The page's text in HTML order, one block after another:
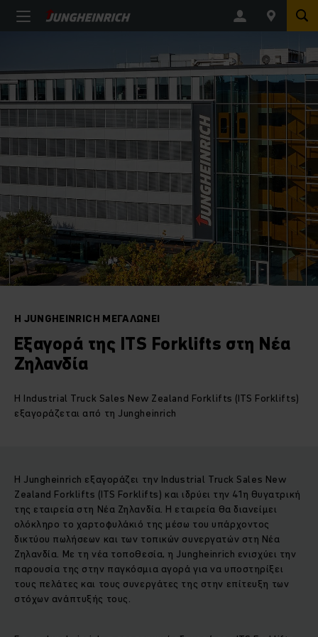
Η JUNGHEINRICH ΜΕΓΑΛΏΝΕΙ
Εξαγορά της ITS Forklifts στη Νέα
Ζηλανδία
Η Industrial Truck Sales New Zealand Forklifts (ITS Forklifts)
εξαγοράζεται από τη Jungheinrich
Η Jungheinrich εξαγοράζει την Industrial Truck Sales New
Zealand Forklifts (ITS Forklifts) και ιδρύει την 41η θυγατρική
της εταιρεία στη Νέα Ζηλανδία. Η εταιρεία θα διανείμει
ολόκληρο το χαρτοφυλάκιό της μέσω του υπάρχοντος
δικτύου πωλήσεων και των τοπικών συνεργατών στη Νέα
Ζηλανδία. Με τη νέα τοποθεσία, η Jungheinrich ενισχύει την
παρουσία της στην παγκόσμια αγορά για να υποστηρίξει
τους πελάτες και τους συνεργάτες της στην επίτευξη των
στόχων ανάπτυξής τους.